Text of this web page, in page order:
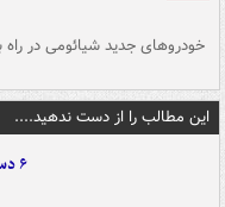
خودروهای جدید شیائومی در راه
این مطالب را از دست ندهید....
۶ دستاورد بزرگ ایران در ۱۶۰ روز رهبری رهبر انقلاب